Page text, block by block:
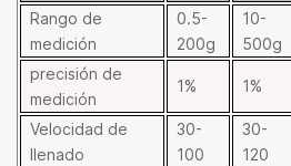
Rango de
medición
0.5-
200g
10-
500g
precisión de
medición
1% 1%
Velocidad de
llenado
30-
100
30-
120